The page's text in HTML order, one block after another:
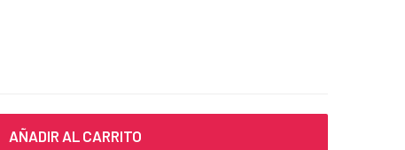
AÑADIR AL CARRITO